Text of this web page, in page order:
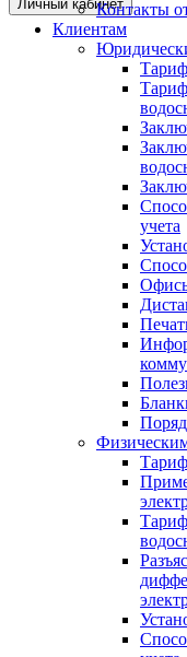
Личный кабинетКонтакты
Клиентам
учета